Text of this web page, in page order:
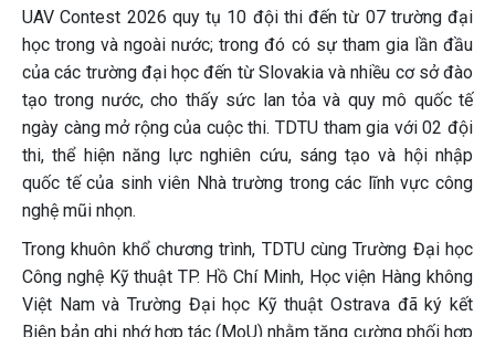
UAV Contest 2026 quy tụ 10 đội thi đến từ 07 trường đại
học trong và ngoài nước; trong đó có sự tham gia lần đầu
của các trường đại học đến từ Slovakia và nhiều cơ sở đào
tạo trong nước, cho thấy sức lan tỏa và quy mô quốc tế
ngày càng mở rộng của cuộc thi. TDTU tham gia với 02 đội
thi, thể hiện năng lực nghiên cứu, sáng tạo và hội nhập
quốc tế của sinh viên Nhà trường trong các lĩnh vực công
nghệ mũi nhọn.
Trong khuôn khổ chương trình, TDTU cùng Trường Đại học
Công nghệ Kỹ thuật TP. Hồ Chí Minh, Học viện Hàng không
Việt Nam và Trường Đại học Kỹ thuật Ostrava đã ký kết
Biên bản ghi nhớ hợp tác (MoU) nhằm tăng cường phối hợp